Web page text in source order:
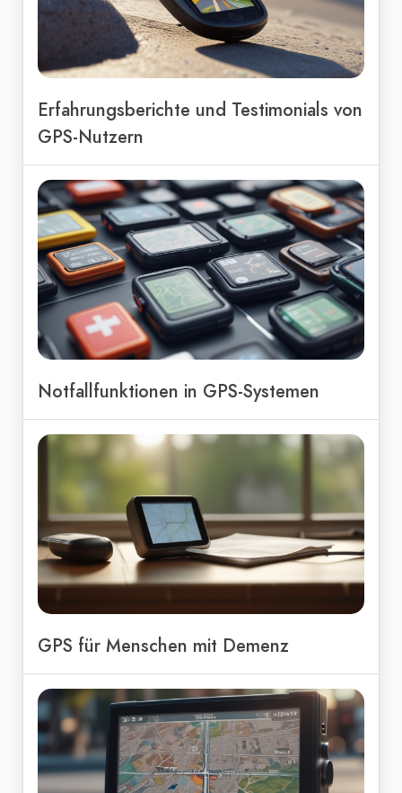
Erfahrungsberichte und Testimonials von
GPS-Nutzern
Notfallfunktionen in GPS-Systemen
GPS für Menschen mit Demenz